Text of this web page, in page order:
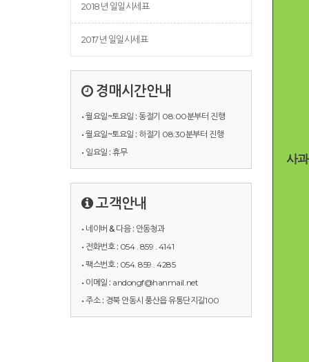
2018년 일일시세표
2017년 일일시세표
경매시간안내
• 월요일~토요일 : 동절기 08:00분부터 진행
• 월요일~토요일 : 하절기 08:30분부터 진행
• 일요일 : 휴무
고객안내
• 네이버 & 다음 : 안동청과
• 전화번호 : 054 . 859 . 4141
• 팩스번호 : 054. 859 . 4285
• 이메일 : andongf@hanmail.net
• 주소 : 경북 안동시 풍산읍 유통단지길100
사과